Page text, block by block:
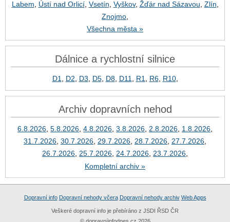
Labem
Ústí nad Orlicí, Vsetín Vyškov, Žďár nad Sázavou Zlín
Znojmo
Všechna města »
Dálnice a rychlostní silnice
D1 D2 D3 D5, D8, D11 R1 R6, R10,
Archiv dopravních nehod
6.8.2026 5.8.2026 4.8.2026 3.8.2026 2.8.2026 1.8.2026
31.7.2026 30.7.2026 29.7.2026 28.7.2026 27.7.2026
26.7.2026 25.7.2026 24.7.2026 23.7.2026
Kompletní archiv »
Dopravní info Dopravní nehody včera Dopravní nehody archiv Web Apps
Veškeré dopravní info je přebíráno z JSDI ŘSD ČR